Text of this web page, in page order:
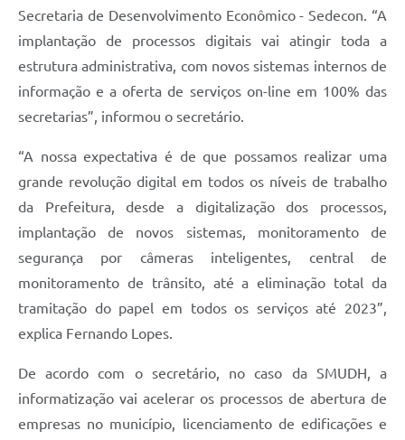
Secretaria de Desenvolvimento Econômico - Sedecon. “A
implantação de processos digitais vai atingir toda a
estrutura administrativa, com novos sistemas internos de
informação e a oferta de serviços on-line em 100% das
secretarias”, informou o secretário.
“A nossa expectativa é de que possamos realizar uma
grande revolução digital em todos os níveis de trabalho
da Prefeitura, desde a digitalização dos processos,
implantação de novos sistemas, monitoramento de
segurança por câmeras inteligentes, central de
monitoramento de trânsito, até a eliminação total da
tramitação do papel em todos os serviços até 2023”,
explica Fernando Lopes.
De acordo com o secretário, no caso da SMUDH, a
informatização vai acelerar os processos de abertura de
empresas no município, licenciamento de edificações e